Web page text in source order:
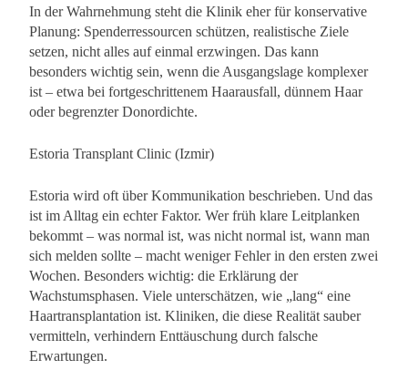
In der Wahrnehmung steht die Klinik eher für konservative
Planung: Spenderressourcen schützen, realistische Ziele
setzen, nicht alles auf einmal erzwingen. Das kann
besonders wichtig sein, wenn die Ausgangslage komplexer
ist – etwa bei fortgeschrittenem Haarausfall, dünnem Haar
oder begrenzter Donordichte.
Estoria Transplant Clinic (Izmir)
Estoria wird oft über Kommunikation beschrieben. Und das
ist im Alltag ein echter Faktor. Wer früh klare Leitplanken
bekommt – was normal ist, was nicht normal ist, wann man
sich melden sollte – macht weniger Fehler in den ersten zwei
Wochen. Besonders wichtig: die Erklärung der
Wachstumsphasen. Viele unterschätzen, wie „lang“ eine
Haartransplantation ist. Kliniken, die diese Realität sauber
vermitteln, verhindern Enttäuschung durch falsche
Erwartungen.